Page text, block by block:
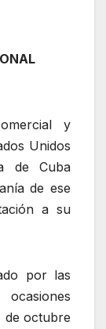
y
Unidos
de Cuba
de ese
a su
por las
de octubre